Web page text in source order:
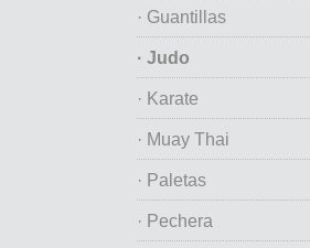
· Guantillas
· Judo
· Karate
· Muay Thai
· Paletas
· Pechera